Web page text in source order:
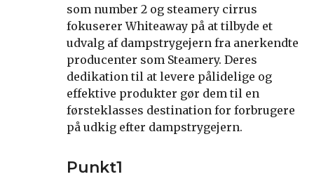
som number 2 og steamery cirrus
fokuserer Whiteaway på at tilbyde et
udvalg af dampstrygejern fra anerkendte
producenter som Steamery. Deres
dedikation til at levere pålidelige og
effektive produkter gør dem til en
førsteklasses destination for forbrugere
på udkig efter dampstrygejern.
Punkt1